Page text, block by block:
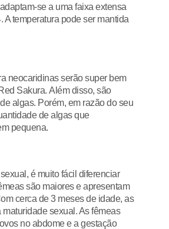
se a uma faixa extensa
A temperatura pode ser mantida
neocaridinas serão super bem
Sakura. Além disso, são
algas. Porém, em razão do seu
de algas que
pequena.
é muito fácil diferenciar
são maiores e apresentam
cerca de 3 meses de idade, as
sexual. As fêmeas
no abdome e a gestação